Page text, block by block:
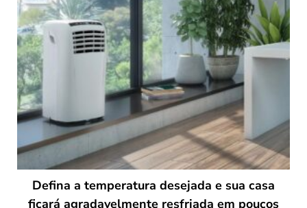
Defina a temperatura desejada e sua casa
ficará agradavelmente resfriada em poucos